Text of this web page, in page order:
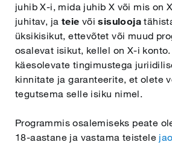
juhib X-i, mida juhib X või mis on
juhitav, ja teie võisisulooja
üksikisikut, ettevõtet või muud
osalevat isikut, kellel on X-i
käesolevate tingimustega
kinnitate ja garanteerite, et olete
tegutsema selle isiku nimel.
Programmis osalemiseks peate
18-aastane ja vastama teistele
简体中文
Čeština
Ελληνικά
Norsk